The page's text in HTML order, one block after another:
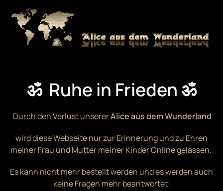
Zum Hauptinhalt springen
ॐ Ruhe in Frieden ॐ
Durch den Verlust unsererAlice aus dem Wunderland
wird diese Webseite nur zur Erinnerung und zu Ehren
meiner Frau und Mutter meiner Kinder Online gelassen.
Es kann nicht mehr bestellt werden und es werden auch
keine Fragen mehr beantwortet!